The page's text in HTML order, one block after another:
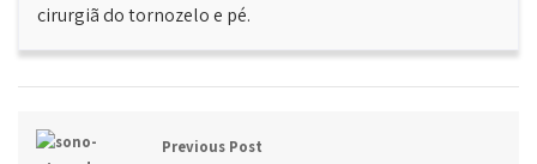
cirurgiã do tornozelo e pé.
Previous Post